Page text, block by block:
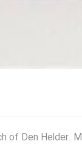
of Den Helder.